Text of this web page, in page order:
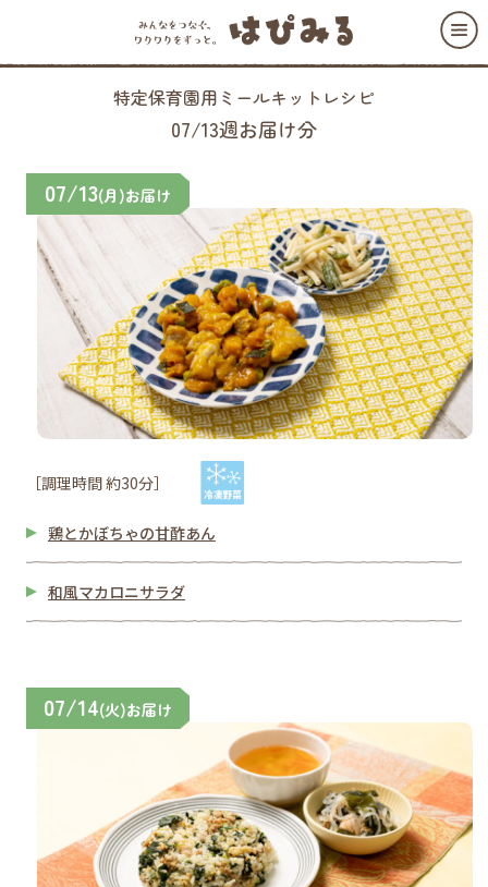
特定保育園用ミールキットレシピ
07/13週お届け分
07/13(月)お届け
［調理時間 約30分］
鶏とかぼちゃの甘酢あん
和風マカロニサラダ
07/14(火)お届け